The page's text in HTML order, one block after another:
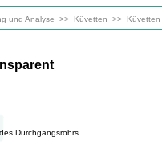
und Analyse >> Küvetten >>
Durchgangsrohrs